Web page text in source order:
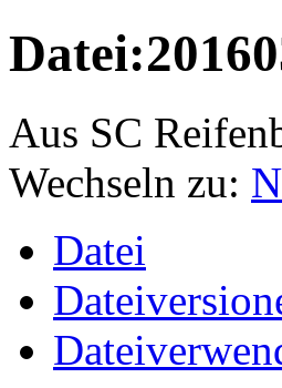
Aus SC
Wechseln zu:
Datei